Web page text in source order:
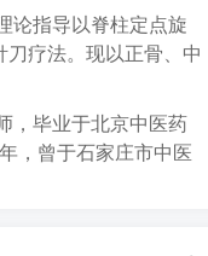
论指导以脊柱定点旋
疗法。现以正骨、中
，毕业于北京中医药
，曾于石家庄市中医